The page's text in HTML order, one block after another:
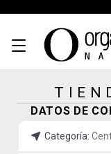
DATOS DE
Categoría: